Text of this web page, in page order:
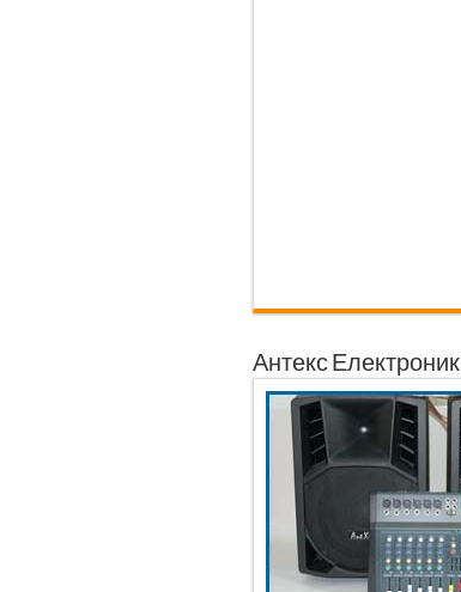
Антекс Електроник